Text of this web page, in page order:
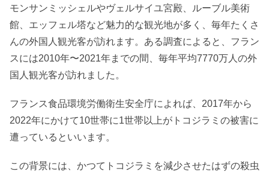
モンサンミッシェルやヴェルサイユ宮殿、ルーブル美術
館、エッフェル塔など魅力的な観光地が多く、毎年たくさ
んの外国人観光客が訪れます。ある調査によると、フラン
スには2010年〜2021年までの間、毎年平均7770万人の外
国人観光客が訪れました。
フランス食品環境労働衛生安全庁によれば、2017年から
2022年にかけて10世帯に1世帯以上がトコジラミの被害に
遭っているといいます。
この背景には、かつてトコジラミを減少させたはずの殺虫